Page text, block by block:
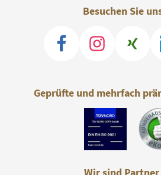
Besuchen Sie
Geprüfte und mehrfach